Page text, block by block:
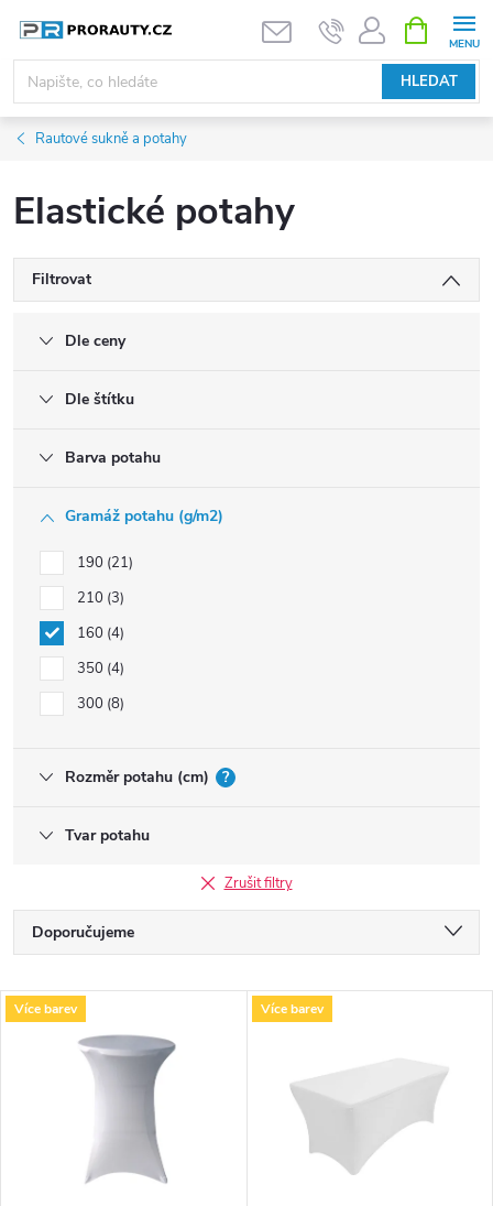
obsah
HLEDAT
NÁKUPNÍ
KOŠÍK
Rautové sukně a potahy
Elastické potahy
Filtrovat
Dle ceny
Dle štítku
Barva potahu
Gramáž potahu (g/m2)
190 21
210 3
160 4
350 4
300 8
Rozměr potahu (cm) ?
Tvar potahu
Zrušit filtry
Ř
a
Doporučujeme
Nejdražší
Nejprodávanější
V
Více barev Více barev